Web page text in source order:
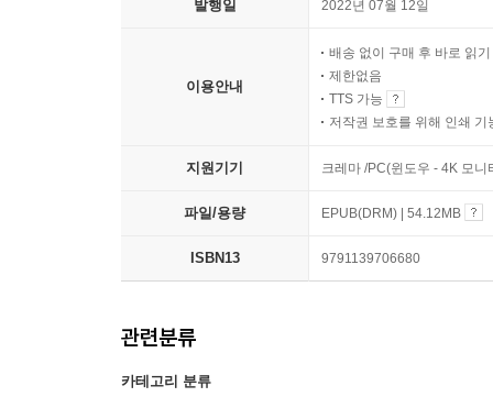
발행일 2022년 07월 12일
이용안내
배송 없이 구매 후 바로 읽기
제한없음
TTS 가능
저작권 보호를 위해 인쇄 기
지원기기 크레마 /PC(윈도우 - 4K 모
파일/용량 EPUB(DRM) | 54.12MB
ISBN13 9791139706680
관련분류
카테고리 분류